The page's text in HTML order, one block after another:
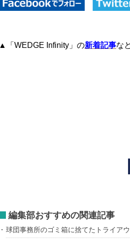
▲「WEDGE Infinity」の新着記事な
編集部おすすめの関連記事
球団事務所のゴミ箱に捨てたトライア